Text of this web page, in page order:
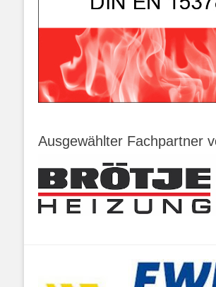
Ausgewählter Fachpartner